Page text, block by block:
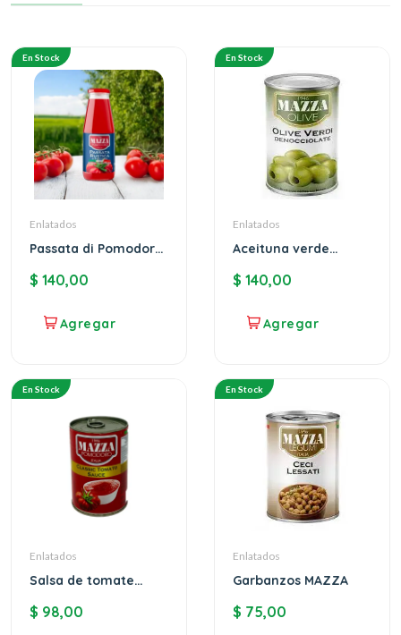
En Stock
Enlatados
Passata di Pomodoro
$ 140,00
En Stock
Enlatados
Aceituna verde
$ 140,00
En Stock
Enlatados
Salsa de tomate
$ 98,00
En Stock
Enlatados
Garbanzos MAZZA
$ 75,00